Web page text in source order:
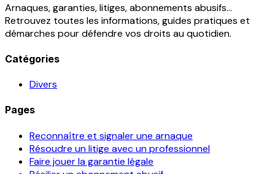
Arnaques, garanties, litiges, abonnements abusifs...
Retrouvez toutes les informations, guides pratiques et
démarches pour défendre vos droits au quotidien.
Catégories
Divers
Pages
Reconnaître et signaler une arnaque
Résoudre un litige avec un professionnel
Faire jouer la garantie légale